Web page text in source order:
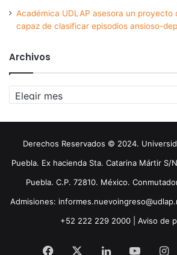
Académica UDLAP asesora un proyecto
capaz de clasificar episodios ansioso-
Archivos
Archivos
Derechos Reservados © 2024.
Puebla. Ex hacienda Sta. Catarina Mártir S/
Puebla. C.P. 72810. México.
Admisiones:
+52 222 229 2000 | Aviso de
Facebook LinkedInYouTube